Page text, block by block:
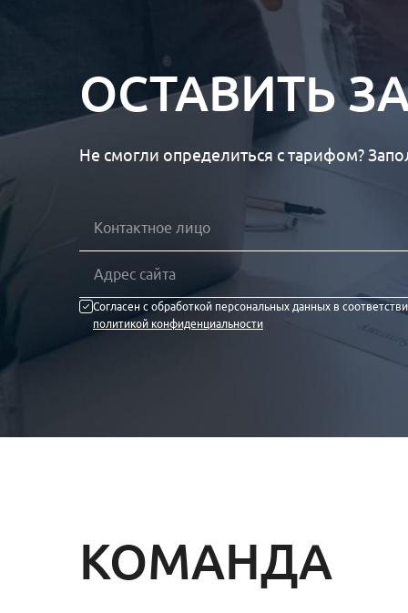
ОСТАВИТЬ
Не смогли определиться с тарифом?
Согласен с обработкой персональных данных в
политикой конфиденциальности
КОМАНДА